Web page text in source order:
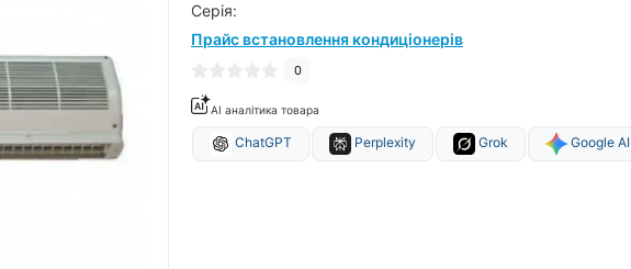
Серiя:
Прайс встановлення кондиціонерів
0
AI аналітика товара
ChatGPT Perplexity Grok Google AI